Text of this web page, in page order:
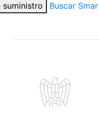
suministro
Buscar